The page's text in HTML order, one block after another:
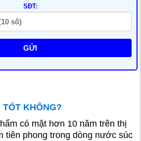
SĐT:
GỬI
KHÔNG?
có mặt hơn 10 năm trên thị
tiên phong trong dòng nước súc